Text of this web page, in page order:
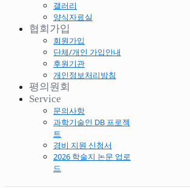
갤러리
양식자료실
협회가입
회원가입
단체/개인 가입안내
후원기관
개인정보처리방침
평의원회
Service
문의사항
과학기술인 DB 프로젝
트
경비 지원 신청서
2026 학술지 논문 업로
드